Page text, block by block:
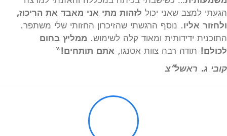
הגעתי למצב שאני יכול לזהות מתי אני מאבד את הריכוז,
ולחזור אליו. נוסף הרגשתי שהזיכרון החזותי שלי משתפר.
התוכנית ידידותית ומאוד קלה לשימוש. ממליץ בחום
לכולם! תודה רבה צוות אטנגו, אתם תותחים!“
קובי ג. ראשל”צ